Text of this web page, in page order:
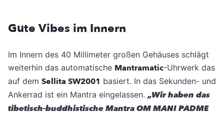
Gute Vibes im Innern
Im Innern des 40 Millimeter großen Gehäuses schlägt
weiterhin das automatische Mantramatic-Uhrwerk das
auf dem Sellita SW2001 basiert. In das Sekunden- und
Ankerrad ist ein Mantra eingelassen. „Wir haben das
tibetisch-buddhistische Mantra OM MANI PADME